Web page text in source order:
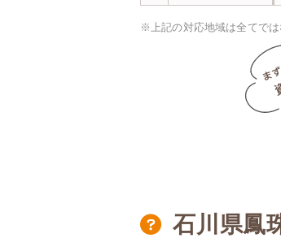
※上記の対応地域は全てでは
石川県鳳